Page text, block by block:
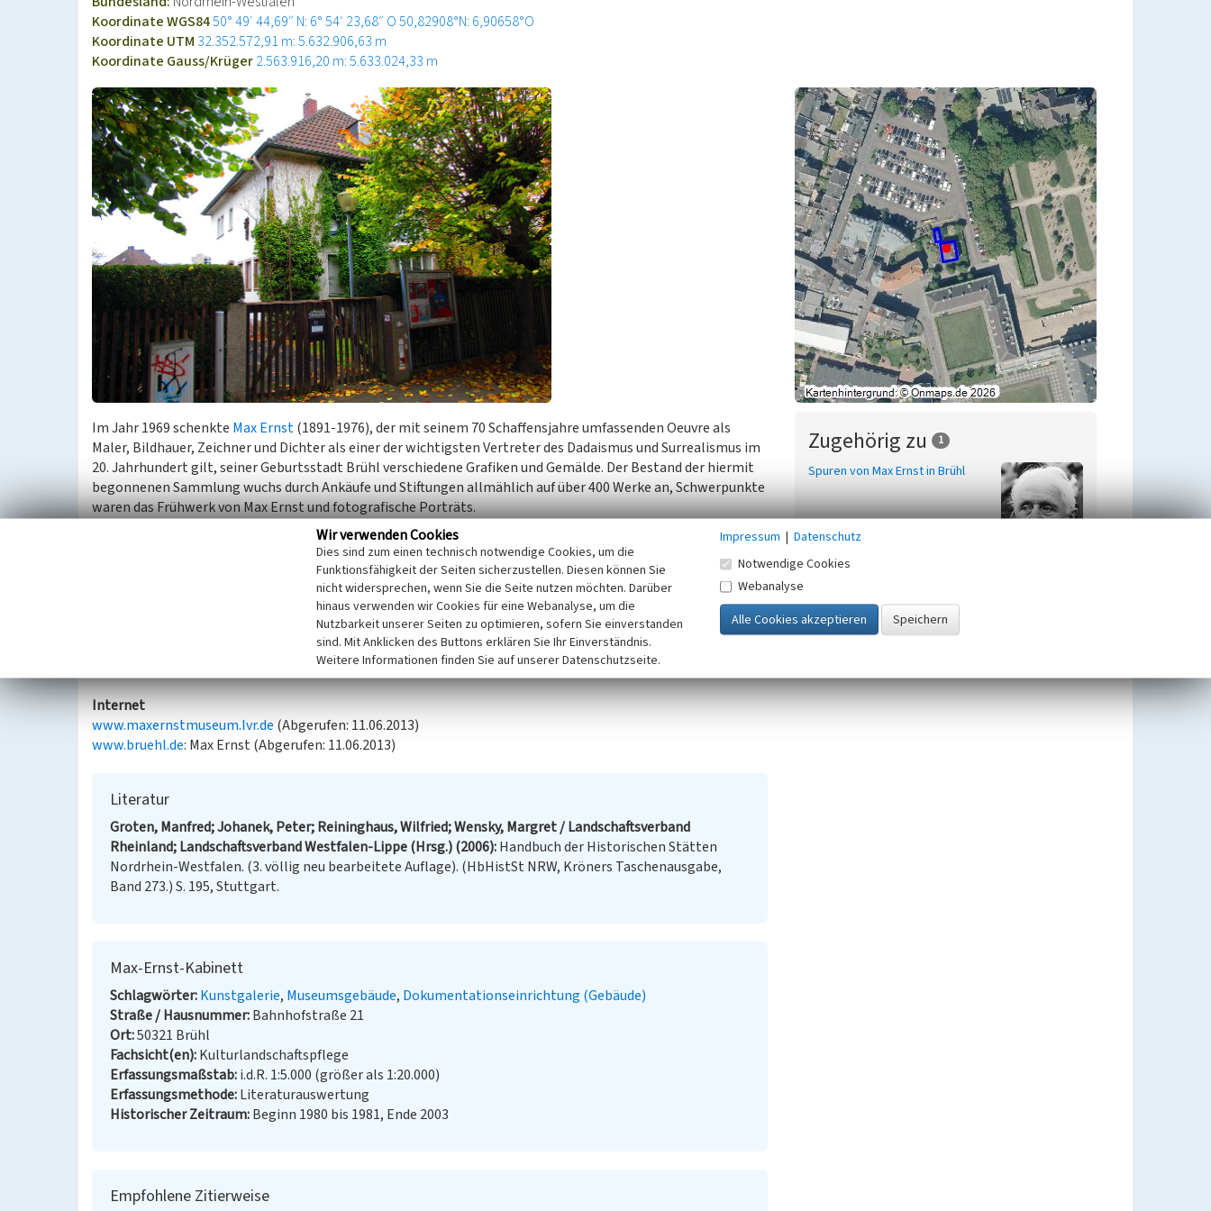
Koordinate WGS8450° 49′ 44,69″ N: 6° 54′ 23,68″ O50,82908°N: 6,90658°O
Koordinate UTM 32.352.572,91 m: 5.632.906,63 m
Koordinate Gauss/Krüger2.563.916,20 m: 5.633.024,33 m
Im Jahr 1969 schenkte Max Ernst(1891-1976), der mit seinem 70 Schaffensjahre umfassenden Oeuvre als
Maler, Bildhauer, Zeichner und Dichter als einer der wichtigsten Vertreter des Dadaismus und Surrealismus im
20. Jahrhundert gilt, seiner Geburtsstadt Brühl verschiedene Grafiken und Gemälde. Der Bestand der hiermit
begonnenen Sammlung wuchs durch Ankäufe und Stiftungen allmählich auf über 400 Werke an, Schwerpunkte
waren das Frühwerk von Max Ernst und fotografische Porträts.
Von 1980/81 bis 2003 zeigte die Stadt Brühl ihre Sammlung im als Ausstellungs-, Forschungs- und
Dokumentationsstätte geführten Max-Ernst-Kabinett in der Brühler Bahnhofstraße. Max Ernst selbst legte
den Grundstein zu dieser städtischen Sammlung, die hier wissenschaftlich betreut wurde und in Ausstellungen
der Öffentlichkeit zugänglich gemacht wurde.
Max Ernst Museumsam 4. September 2005 ging das am 15. Dezember 2003
geschlossene Kabinett in diesem auf, das Gebäude wird seitdem für Veranstaltungen des Museums genutzt.
(Franz-Josef Knöchel, LVR-Redaktion KuLaDig, 2013)
Internet
www.maxernstmuseum.lvr.de (Abgerufen: 11.06.2013)
www.bruehl.de: Max Ernst (Abgerufen: 11.06.2013)
Literatur
Groten, Manfred; Johanek, Peter; Reininghaus, Wilfried; Wensky, Margret / Landschaftsverband
Rheinland; Landschaftsverband Westfalen-Lippe (Hrsg.) (2006) Handbuch der Historischen Stätten
Nordrhein-Westfalen. (3. völlig neu bearbeitete Auflage). (HbHistSt NRW, Kröners Taschenausgabe,
Band 273.) S. 195, Stuttgart.
Max-Ernst-Kabinett
Schlagwörter Kunstgalerie Museumsgebäude Dokumentationseinrichtung (Gebäude)
Straße / Hausnummer Bahnhofstraße 21
Ort 50321 Brühl
Fachsicht(en) Kulturlandschaftspflege
Erfassungsmaßstab i.d.R. 1:5.000 (größer als 1:20.000)
Erfassungsmethode Literaturauswertung
Historischer Zeitraum Beginn 1980 bis 1981, Ende 2003
Empfohlene Zitierweise
Zugehörig zu 1
Spuren von Max Ernst in Brühl
Wir verwenden Cookies
Dies sind zum einen technisch notwendige Cookies, um die
Funktionsfähigkeit der Seiten sicherzustellen. Diesen können Sie
nicht widersprechen, wenn Sie die Seite nutzen möchten. Darüber
hinaus verwenden wir Cookies für eine Webanalyse, um die
Nutzbarkeit unserer Seiten zu optimieren, sofern Sie einverstanden
sind. Mit Anklicken des Buttons erklären Sie Ihr Einverständnis.
Weitere Informationen finden Sie auf unserer Datenschutzseite.
Impressum | Datenschutz
Notwendige Cookies
Webanalyse